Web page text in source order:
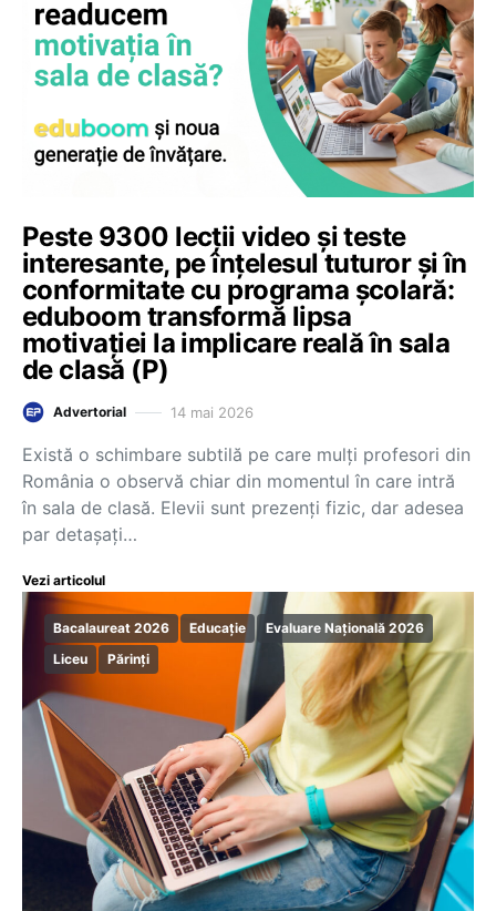
Peste 9300 lecții video și teste
interesante, pe înțelesul tuturor și în
conformitate cu programa școlară:
eduboom transformă lipsa
motivației la implicare reală în sala
de clasă (P)
Advertorial 14 mai 2026
Există o schimbare subtilă pe care mulți profesori din
România o observă chiar din momentul în care intră
în sala de clasă. Elevii sunt prezenți fizic, dar adesea
par detașați…
Vezi articolul
Bacalaureat 2026 Educație
Evaluare Națională 2026
Liceu
Părinți